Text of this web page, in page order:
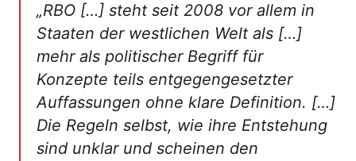
„RBO […] steht seit 2008 vor allem in
Staaten der westlichen Welt als […]
mehr als politischer Begriff für
Konzepte teils entgegengesetzter
Auffassungen ohne klare Definition. […]
Die Regeln selbst, wie ihre Entstehung
sind unklar und scheinen den